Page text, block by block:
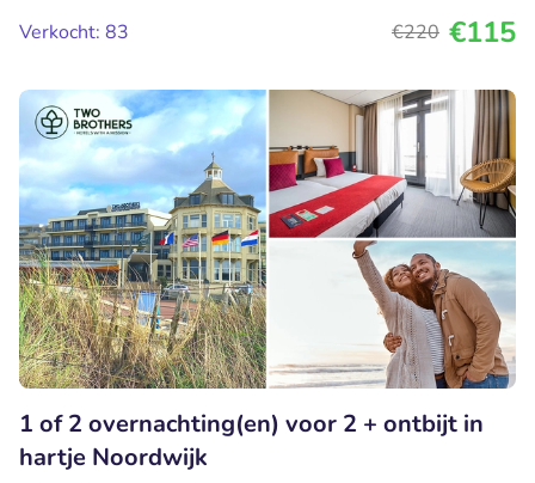
Verkocht: 83
€220 €115
1 of 2 overnachting(en) voor 2 + ontbijt in
hartje Noordwijk